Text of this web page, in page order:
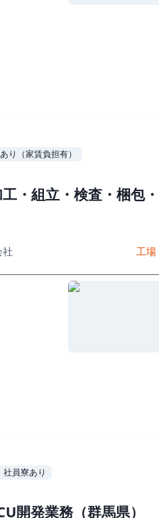
り（家賃負担有）
・組立・検査・梱包
工
社員寮あり
開発業務（群馬県）